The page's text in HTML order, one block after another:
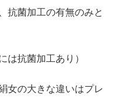
抗菌加工の有無のみと
は抗菌加工あり）
女の大きな違いはプレ